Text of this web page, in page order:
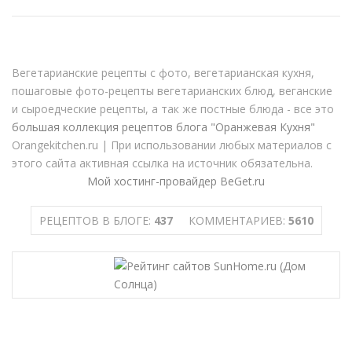
Вегетарианские рецепты c фото, вегетарианская кухня,
пошаговые фото-рецепты вегетарианских блюд, веганские
и сыроедческие рецепты, а так же постные блюда - все это
большая коллекция рецептов блога "Оранжевая Кухня"
Orangekitchen.ru | При использовании любых материалов с
этого сайта активная ссылка на источник обязательна.
Мой хостинг-провайдер BeGet.ru
РЕЦЕПТОВ В БЛОГЕ: 437 КОММЕНТАРИЕВ: 5610